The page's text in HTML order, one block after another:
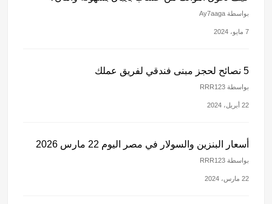
بواسطة Ay7aaga
7 مايو، 2024
5 نصائح لحجز مبنى فندقي لفريق عملك
بواسطة RRR123
22 أبريل، 2024
أسعار البنزين والسولار في مصر اليوم 22 مارس 2026
بواسطة RRR123
22 مارس، 2024